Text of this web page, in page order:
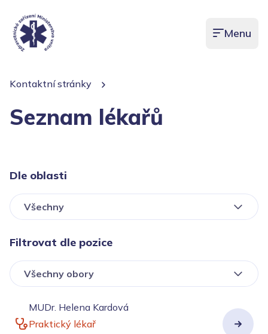
Otevřít
Menu
Kontaktní stránky
Seznam lékařů
Dle oblasti
Všechny
Filtrovat dle pozice
Všechny obory
MUDr. Helena Kardová
Praktický lékař